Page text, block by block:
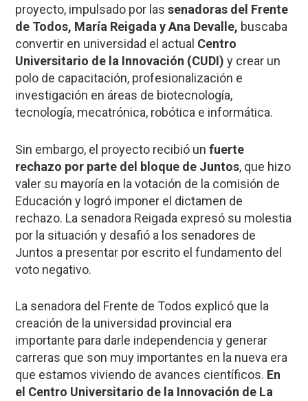
proyecto, impulsado por lassenadoras del Frente
de Todos, María Reigada y Ana Devalle, buscaba
convertir en universidad el actual Centro
Universitario de la Innovación (CUDI) y crear un
polo de capacitación, profesionalización e
investigación en áreas de biotecnología,
tecnología, mecatrónica, robótica e informática.
Sin embargo, el proyecto recibió un fuerte
rechazo por parte del bloque de Juntos, que hizo
valer su mayoría en la votación de la comisión de
Educación y logró imponer el dictamen de
rechazo. La senadora Reigada expresó su molestia
por la situación y desafió a los senadores de
Juntos a presentar por escrito el fundamento del
voto negativo.
La senadora del Frente de Todos explicó que la
creación de la universidad provincial era
importante para darle independencia y generar
carreras que son muy importantes en la nueva era
que estamos viviendo de avances científicos. En
el Centro Universitario de la Innovación de La